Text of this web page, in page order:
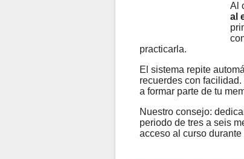
Al
al
practicarla.
El sistema repite
recuerdes con
a formar parte de tu
Nuestro consejo:
periodo de tres a seis
acceso al curso durante